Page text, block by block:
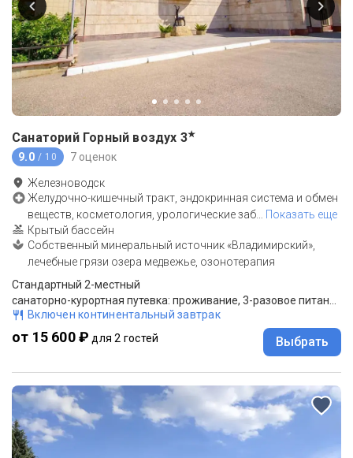
Санаторий Горный воздух 3★
9.0 / 10 7 оценок
Железноводск
Желудочно-кишечный тракт, эндокринная система и обмен
веществ, косметология, урологические заб… Показать еще
Крытый бассейн
Собственный минеральный источник «Владимирский»,
лечебные грязи озера медвежье, озонотерапия
Стандартный 2-местный
санаторно-курортная путевка: проживание, 3-разовое питание "меню-заказ", лечение по назначению врача
Включен континентальный завтрак
от 15 600 ₽ для 2 гостей Выбрать